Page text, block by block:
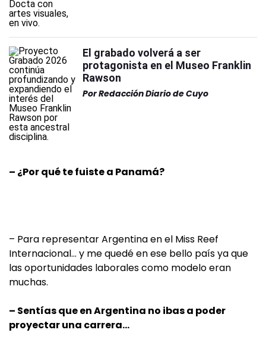
El grabado volverá a ser
protagonista en el Museo Franklin
Rawson
PorRedacción Diario de Cuyo
– ¿Por qué te fuiste a Panamá?
– Para representar Argentina en el Miss Reef
Internacional… y me quedé en ese bello país ya que
las oportunidades laborales como modelo eran
muchas.
– Sentías que en Argentina no ibas a poder
proyectar una carrera…